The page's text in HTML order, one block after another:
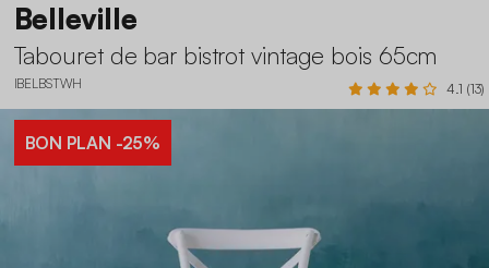
Belleville
Tabouret de bar bistrot vintage bois 65cm
IBELBSTWH 4.1 (13)
BON PLAN -25%